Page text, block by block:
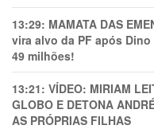
13:29: MAMATA DAS
vira alvo da PF após
49 milhões!
13:21: VÍDEO: MIRIAM
GLOBO E DETONA
AS PRÓPRIAS FILHAS